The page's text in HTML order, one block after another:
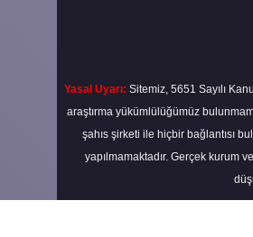
Yasal Uyarı: Sitemiz, 5651 Sayılı
araştırma yükümlülüğümüz
şahıs şirketi ile hiçbir bağlantısı
yapılmamaktadır. Gerçek kurum